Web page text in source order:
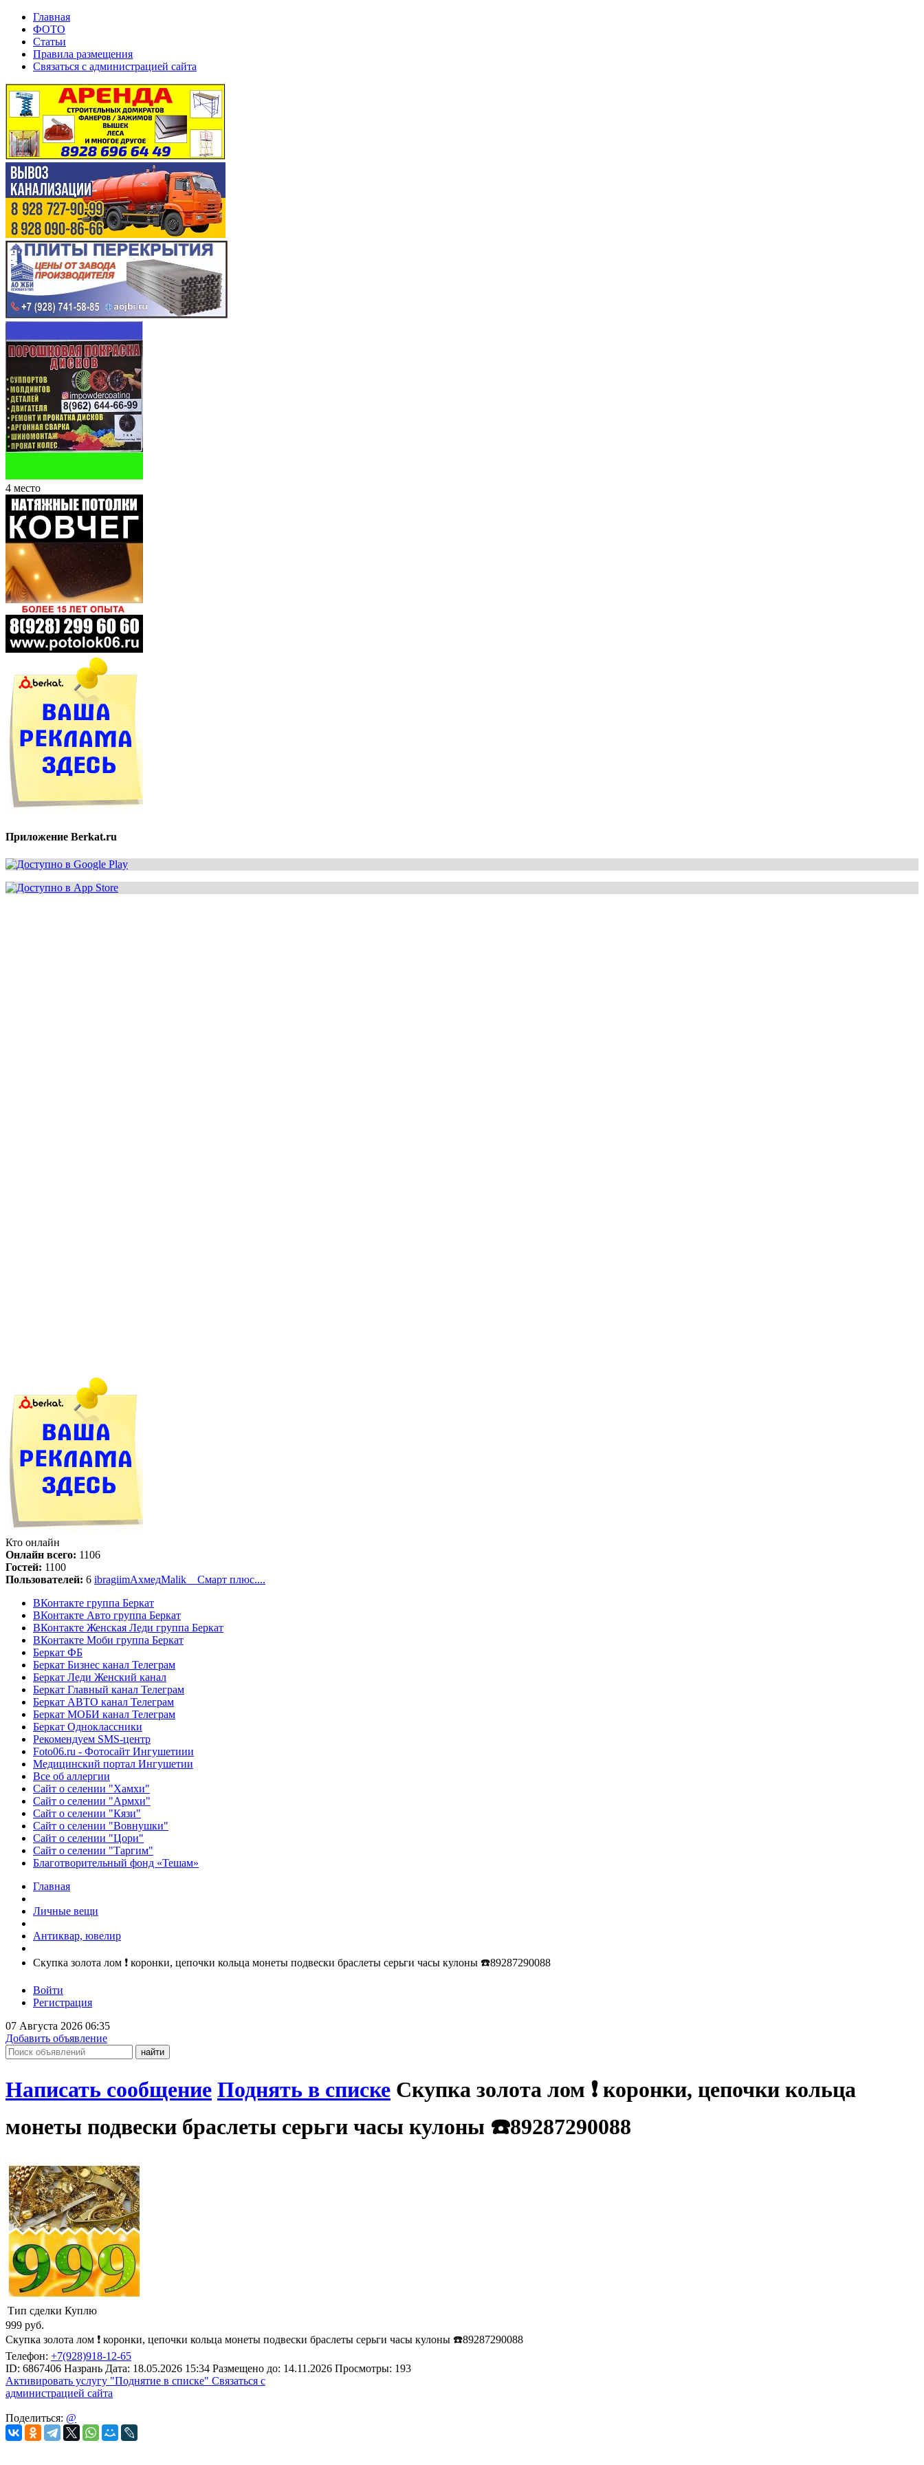
Главная
ФОТО
Статьи
Правила размещения
Связаться с администрацией сайта
4 место
Приложение Berkat.ru
Кто онлайн
Онлайн всего: 1106
Гостей: 1100
Пользователей: 6 ibragiimАхмедMalik Смарт плюс....
ВКонтакте группа Беркат
ВКонтакте Авто группа Беркат
ВКонтакте Женская Леди группа Беркат
ВКонтакте Моби группа Беркат
Беркат ФБ
Беркат Бизнес канал Телеграм
Беркат Леди Женский канал
Беркат Главный канал Телеграм
Беркат АВТО канал Телеграм
Беркат МОБИ канал Телеграм
Беркат Одноклассники
Рекомендуем SMS-центр
Foto06.ru - Фотосайт Ингушетиии
Медицинский портал Ингушетии
Все об аллергии
Сайт о селении "Хамхи"
Сайт о селении "Армхи"
Сайт о селении "Кязи"
Сайт о селении "Вовнушки"
Сайт о селении "Цори"
Сайт о селении "Таргим"
Благотворительный фонд «Тешам»
Главная
Личные вещи
Антиквар, ювелир
Скупка золота лом ❗️ коронки, цепочки кольца монеты подвески браслеты серьги часы кулоны ☎️89287290088
Войти
Регистрация
07 Августа 2026 06:35
Добавить объявление
Написать сообщение Поднять в списке Скупка золота лом ❗️ коронки, цепочки кольца
монеты подвески браслеты серьги часы кулоны ☎️89287290088
Тип сделки Куплю
999 руб.
Скупка золота лом ❗️ коронки, цепочки кольца монеты подвески браслеты серьги часы кулоны ☎️89287290088
Телефон: +7(928)918-12-65
ID: 6867406 Назрань Дата: 18.05.2026 15:34 Размещено до: 14.11.2026 Просмотры: 193
Активировать услугу "Поднятие в списке" Связаться с
администрацией сайта
Поделиться: @